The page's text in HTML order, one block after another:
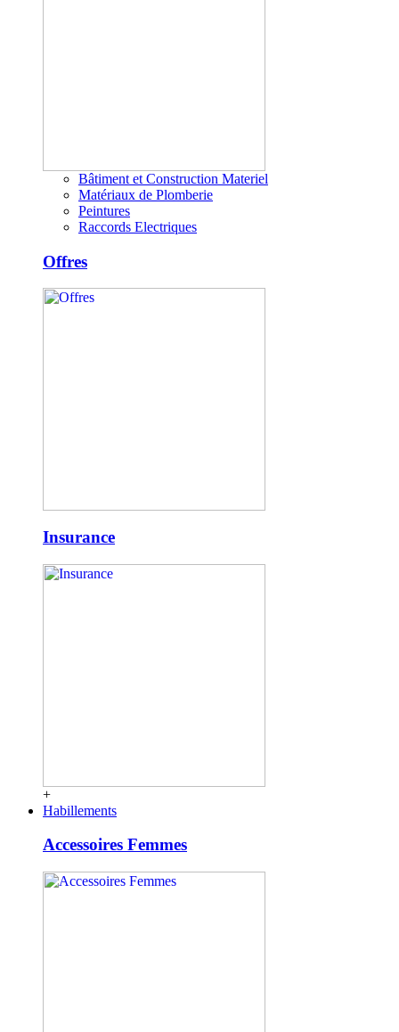
Bâtiment et Construction Materiel
Matériaux de Plomberie
Peintures
Raccords Electriques
Offres
Insurance
+
Habillements
Accessoires Femmes